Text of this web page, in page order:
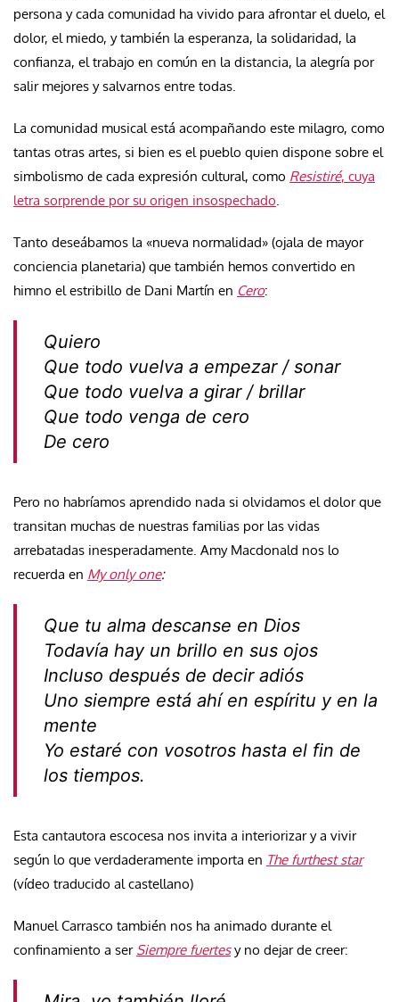
persona y cada comunidad ha vivido para afrontar el duelo, el
dolor, el miedo, y también la esperanza, la solidaridad, la
confianza, el trabajo en común en la distancia, la alegría por
salir mejores y salvarnos entre todas.
La comunidad musical está acompañando este milagro, como
tantas otras artes, si bien es el pueblo quien dispone sobre el
simbolismo de cada expresión cultural, como Resistiré, cuya
letra sorprende por su origen insospechado.
Tanto deseábamos la «nueva normalidad» (ojala de mayor
conciencia planetaria) que también hemos convertido en
himno el estribillo de Dani Martín en Cero:
Quiero
Que todo vuelva a empezar / sonar
Que todo vuelva a girar / brillar
Que todo venga de cero
De cero
Pero no habríamos aprendido nada si olvidamos el dolor que
transitan muchas de nuestras familias por las vidas
arrebatadas inesperadamente. Amy Macdonald nos lo
recuerda en My only one:
Que tu alma descanse en Dios
Todavía hay un brillo en sus ojos
Incluso después de decir adiós
Uno siempre está ahí en espíritu y en la
mente
Yo estaré con vosotros hasta el fin de
los tiempos.
Esta cantautora escocesa nos invita a interiorizar y a vivir
según lo que verdaderamente importa en The furthest star
(vídeo traducido al castellano)
Manuel Carrasco también nos ha animado durante el
confinamiento a ser Siempre fuertesy no dejar de creer: